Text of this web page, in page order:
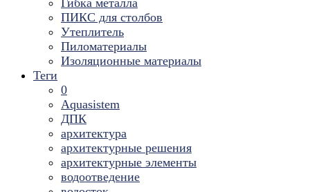
Гибка металла
ПИКС для столбов
Утеплитель
Пиломатериалы
Изоляционные материалы
Теги
0
Aquasistem
ДПК
архитектура
архитектурные решения
архитектурные элементы
водоотведение